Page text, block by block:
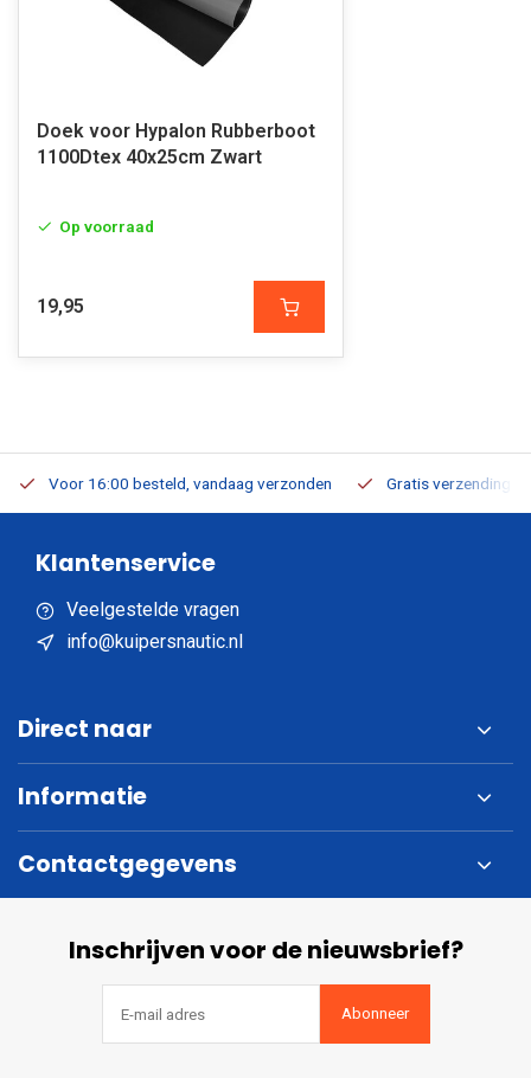
Doek voor Hypalon Rubberboot
1100Dtex 40x25cm Zwart
Op voorraad
19,95
Voor 16:00 besteld, vandaag verzonden Gratis verzending
Klantenservice
Veelgestelde vragen
info@kuipersnautic.nl
Direct naar
Informatie
Contactgegevens
Inschrijven voor de nieuwsbrief?
Abonneer